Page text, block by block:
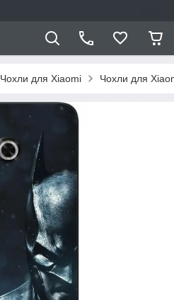
Чохли для Xiaomi Чохли для